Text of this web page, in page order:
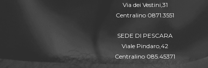
Via dei Vestini,31
Centralino 0871.3551
SEDE DI PESCARA
Viale Pindaro,42
Centralino 085.45371